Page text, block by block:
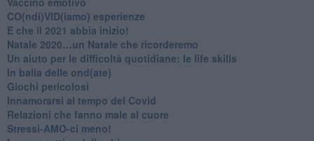
CO(ndi)VID(iamo) esperienze
​E che il 2021 abbia inizio!
​Natale 2020…un Natale che ricorderemo
Un aiuto per le difficoltà quotidiane: le life skills
​In balia delle ond(ate)
Giochi pericolosi
Innamorarsi al tempo del Covid
​Relazioni che fanno male al cuore
​Stressi-AMO-ci meno!